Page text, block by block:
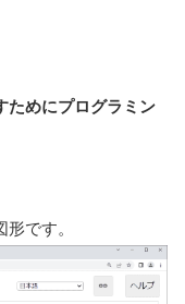
ためにプログラミン
です。